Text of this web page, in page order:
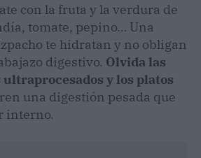
con la fruta y la verdura de
tomate, pepino… Una
te hidratan y no obligan
digestivo. Olvida las
y los platos
una digestión pesada que
interno.